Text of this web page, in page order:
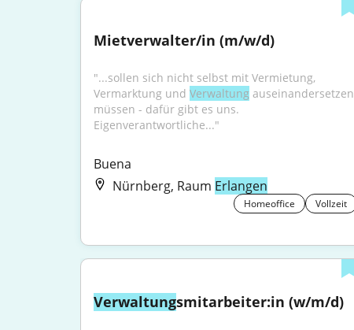
Mietverwalter/in (m/w/d)
"...sollen sich nicht selbst mit Vermietung,
Vermarktung und Verwaltung auseinandersetzen
müssen - dafür gibt es uns.
Eigenverantwortliche..."
Buena
Nürnberg, Raum Erlangen
Homeoffice Vollzeit
Verwaltungsmitarbeiter:in (w/m/d)